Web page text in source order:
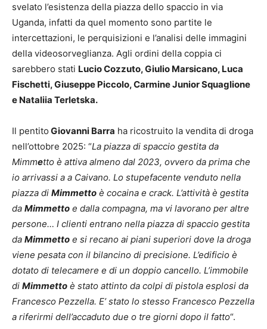
svelato l’esistenza della piazza dello spaccio in via
Uganda, infatti da quel momento sono partite le
intercettazioni, le perquisizioni e l’analisi delle immagini
della videosorveglianza. Agli ordini della coppia ci
sarebbero stati Lucio Cozzuto, Giulio Marsicano, Luca
Fischetti, Giuseppe Piccolo, Carmine Junior Squaglione
e Nataliia Terletska.
Il pentito Giovanni Barra ha ricostruito la vendita di droga
nell’ottobre 2025: “La piazza di spaccio gestita da
Mimmetto è attiva almeno dal 2023, ovvero da prima che
io arrivassi a a Caivano. Lo stupefacente venduto nella
piazza di Mimmetto è cocaina e crack. L’attività è gestita
da Mimmetto e dalla compagna, ma vi lavorano per altre
persone… I clienti entrano nella piazza di spaccio gestita
da Mimmetto e si recano ai piani superiori dove la droga
viene pesata con il bilancino di precisione. L’edificio è
dotato di telecamere e di un doppio cancello. L’immobile
di Mimmetto è stato attinto da colpi di pistola esplosi da
Francesco Pezzella. E’ stato lo stesso Francesco Pezzella
a riferirmi dell’accaduto due o tre giorni dopo il fatto“.